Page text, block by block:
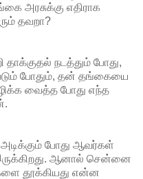
அரசுக்கு எதிராக
தவறா?
நடத்தும் போது,
போதும், தன் தங்கையை
வைத்த போது எந்த
போது ஆவர்கள்
ஆனால் சென்னை
தூக்கியது என்ன